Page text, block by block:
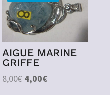
AIGUE MARINE
GRIFFE
8,00€ Le
4,00€Le